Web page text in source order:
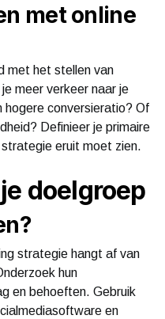
met online
met het stellen van
meer verkeer naar je
conversieratio? Of
Definieer je primaire
eruit moet zien.
doelgroep
strategie hangt af van
hun
en behoeften. Gebruik
en